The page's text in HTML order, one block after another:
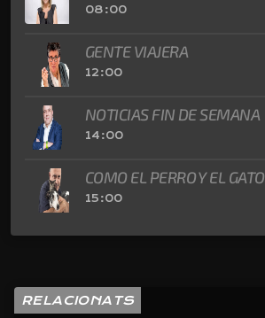
08:00
GENTE VIAJERA
12:00
NOTICIAS FIN DE SEMANA
14:00
COMO EL PERRO Y EL GATO
15:00
RELACIONATS